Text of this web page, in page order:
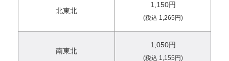
北東北
1,150円
(税込 1,265円)
南東北
1,050円
(税込 1,155円)